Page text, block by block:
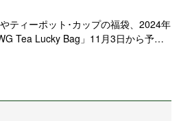
ティーポット･カップの福袋、2024年
Tea Lucky Bag」11月3日から予約